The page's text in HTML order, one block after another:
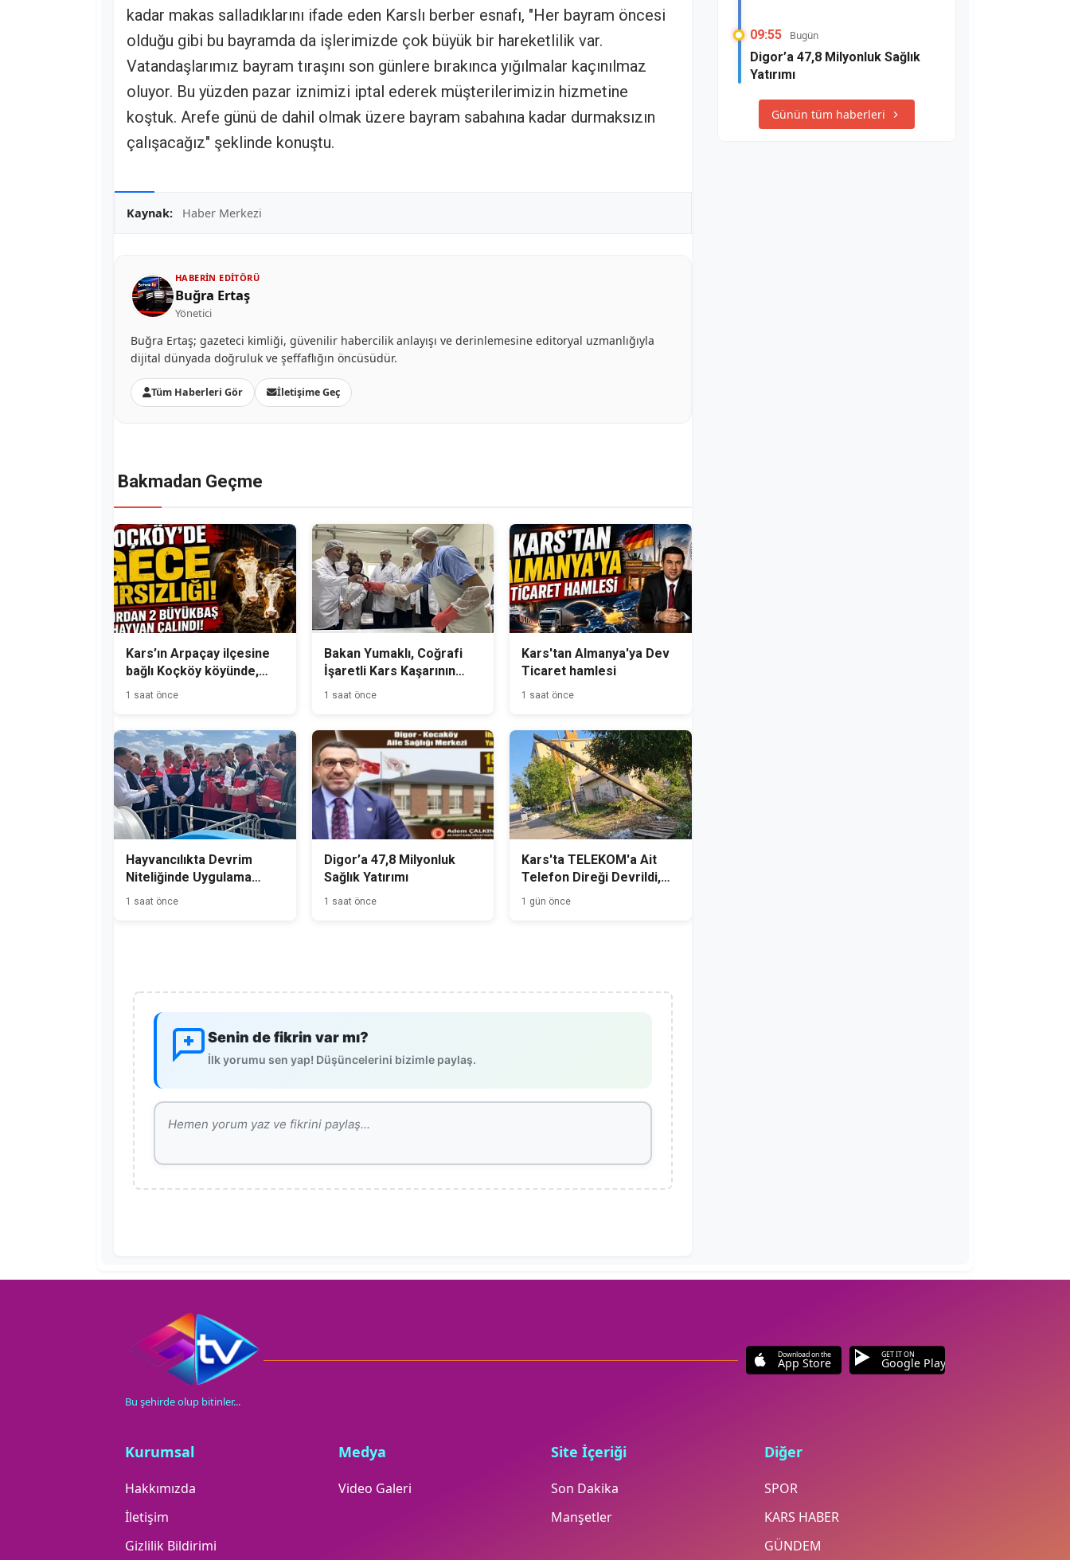
kadar makas salladıklarını ifade eden Karslı berber esnafı, "Her bayram öncesi
olduğu gibi bu bayramda da işlerimizde çok büyük bir hareketlilik var.
Vatandaşlarımız bayram tıraşını son günlere bırakınca yığılmalar kaçınılmaz
oluyor. Bu yüzden pazar iznimizi iptal ederek müşterilerimizin hizmetine
koştuk. Arefe günü de dahil olmak üzere bayram sabahına kadar durmaksızın
çalışacağız" şeklinde konuştu.
Kaynak: Haber Merkezi
HABERIN EDITÖRÜ
Buğra Ertaş
Yönetici
Buğra Ertaş; gazeteci kimliği, güvenilir habercilik anlayışı ve derinlemesine editoryal uzmanlığıyla
dijital dünyada doğruluk ve şeffaflığın öncüsüdür.
Tüm Haberleri Gör İletişime Geç
Bakmadan Geçme
Kars’ın Arpaçay ilçesine
bağlı Koçköy köyünde,
gece hırsızlık olayı
1 saat önce
Bakan Yumaklı, Coğrafi
İşaretli Kars Kaşarının
Üretimini Yerinde İnceledi
1 saat önce
Kars'tan Almanya'ya Dev
Ticaret hamlesi
1 saat önce
Hayvancılıkta Devrim
Niteliğinde Uygulama
Kars'tan Başladı
1 saat önce
Digor’a 47,8 Milyonluk
Sağlık Yatırımı
1 saat önce
Kars'ta TELEKOM'a Ait
Telefon Direği Devrildi,
Mahalle Sakinleri Önlem
1 gün önce
Senin de fikrin var mı?
İlk yorumu sen yap! Düşüncelerini bizimle paylaş.
09:55 Bugün
Digor’a 47,8 Milyonluk Sağlık
Yatırımı
Günün tüm haberleri
Bu şehirde olup bitinler...
Download on the
App Store
GET IT ON
Google Play
Kurumsal
Hakkımızda
İletişim
Gizlilik Bildirimi
Medya
Video Galeri
Site İçeriği
Son Dakika
Manşetler
Diğer
SPOR
KARS HABER
GÜNDEM